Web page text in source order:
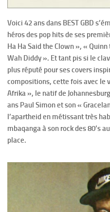
Voici 42 ans dans BEST GBD
héros des pop hits de ses
Ha Ha Said the Clown », «
Wah Diddy ». Et tant pis si le
plus réputé pour ses covers
compositions, cette fois avec le
Afrika », le natif de
ans Paul Simon et son «
l’apartheid en métissant très
mbaqanga à son rock des 80’s
place.